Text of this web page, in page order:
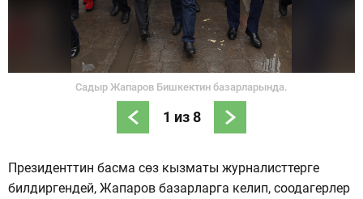
Садыр Жапаров Бишкектин базарларында.
1 из8
Президенттин басма сөз кызматы журналисттерге
билдиргендей, Жапаров базарларга келип, соодагерлер